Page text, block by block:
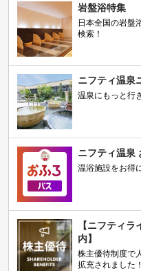
岩盤浴特集
日本全国の岩盤
検索！
ニフティ温泉
温泉にもっと行
ニフティ温泉
温浴施設をお得
【ニフティ
内】
株主優待制度で
拡充されました！